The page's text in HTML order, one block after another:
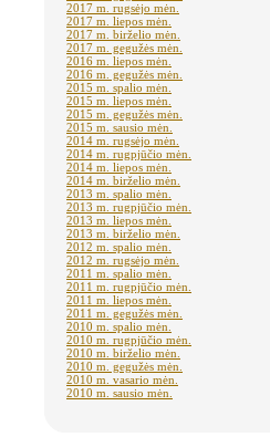
2017 m. rugsėjo mėn.
2017 m. liepos mėn.
2017 m. birželio mėn.
2017 m. gegužės mėn.
2016 m. liepos mėn.
2016 m. gegužės mėn.
2015 m. spalio mėn.
2015 m. liepos mėn.
2015 m. gegužės mėn.
2015 m. sausio mėn.
2014 m. rugsėjo mėn.
2014 m. rugpjūčio mėn.
2014 m. liepos mėn.
2014 m. birželio mėn.
2013 m. spalio mėn.
2013 m. rugpjūčio mėn.
2013 m. liepos mėn.
2013 m. birželio mėn.
2012 m. spalio mėn.
2012 m. rugsėjo mėn.
2011 m. spalio mėn.
2011 m. rugpjūčio mėn.
2011 m. liepos mėn.
2011 m. gegužės mėn.
2010 m. spalio mėn.
2010 m. rugpjūčio mėn.
2010 m. birželio mėn.
2010 m. gegužės mėn.
2010 m. vasario mėn.
2010 m. sausio mėn.